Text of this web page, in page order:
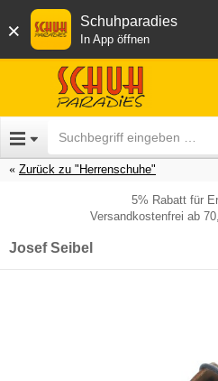
× Schuhparadies
In App öffnen
Zurück zu "Herrenschuhe"
5% Rabatt für
Versandkostenfrei ab
Josef Seibel